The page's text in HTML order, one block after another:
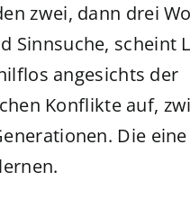
zwei, dann drei
Sinnsuche, scheint
angesichts der
Konflikte auf,
Die